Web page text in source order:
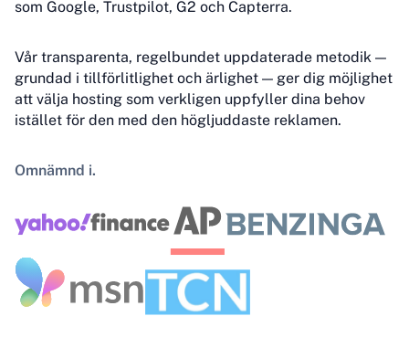
som Google, Trustpilot, G2 och Capterra.
Vår transparenta, regelbundet uppdaterade metodik —
grundad i tillförlitlighet och ärlighet — ger dig möjlighet
att välja hosting som verkligen uppfyller dina behov
istället för den med den högljuddaste reklamen.
Omnämnd i.